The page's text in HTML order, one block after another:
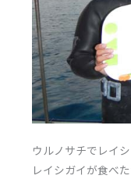
ウルノサチでレイ
レイシガイが食べ